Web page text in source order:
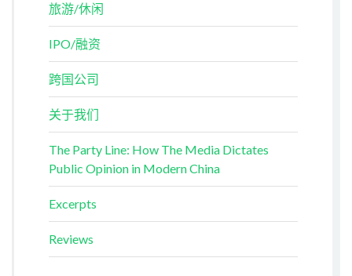
旅游/休闲
IPO/融资
跨国公司
关于我们
The Party Line: How The Media Dictates
Public Opinion in Modern China
Excerpts
Reviews